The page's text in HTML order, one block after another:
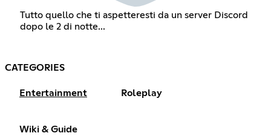
Tutto quello che ti aspetteresti da un server Discord
dopo le 2 di notte...
CATEGORIES
Entertainment Roleplay
Wiki & Guide